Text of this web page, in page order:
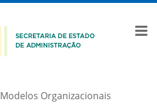
Modelos Organizacionais